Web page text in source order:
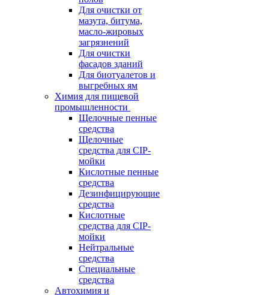
Для очистки от
мазута, битума,
масло-жировых
загрязнений
Для очистки
фасадов зданий
Для биотуалетов и
выгребных ям
Химия для пищевой
промышленности
Щелочные пенные
средства
Щелочные
средства для CIP-
мойки
Кислотные пенные
средства
Дезинфицирующие
средства
Кислотные
средства для CIP-
мойки
Нейтральные
средства
Специальные
средства
Автохимия и